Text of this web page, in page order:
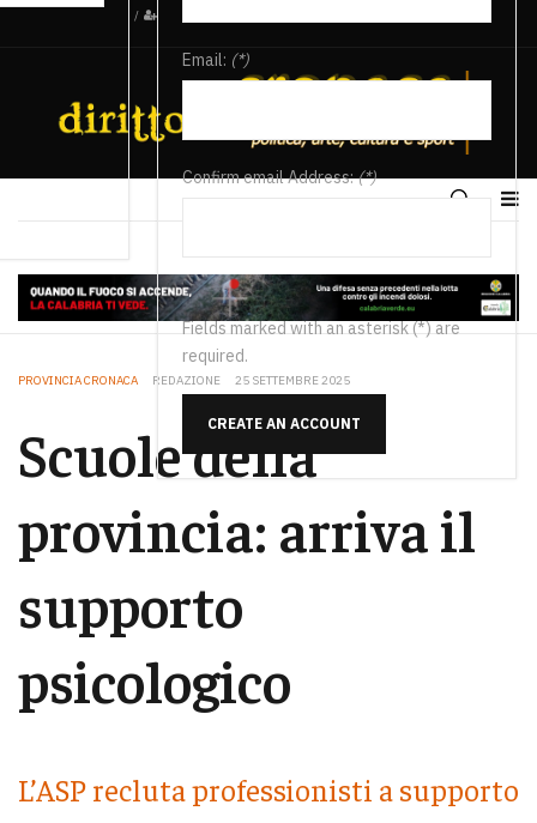
/
Email: (*)
Confirm email Address:(*)
Fields marked with an asterisk (*) are
required.
CREATE AN ACCOUNT
PROVINCIA CRONACA REDAZIONE 25 SETTEMBRE 2025
Scuole della
provincia: arriva il
supporto
psicologico
L’ASP recluta professionisti a supporto